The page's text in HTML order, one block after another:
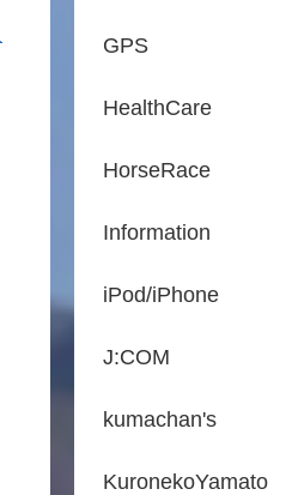
GPS
HealthCare
HorseRace
Information
iPod/iPhone
J:COM
kumachan's
KuronekoYamato